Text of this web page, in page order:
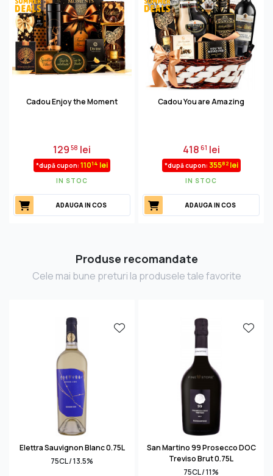
Cadou Enjoy the Moment
12958 lei
*după cupon: 11014 lei
IN STOC
ADAUGA IN COS
Cadou You are Amazing
41861 lei
*după cupon: 35582lei
IN STOC
ADAUGA IN COS
Produse recomandate
Cele mai bune preturi la produsele tale favorite
Elettra Sauvignon Blanc 0.75L
75CL / 13.5%
San Martino 99 Prosecco DOC
Treviso Brut 0.75L
75CL / 11%